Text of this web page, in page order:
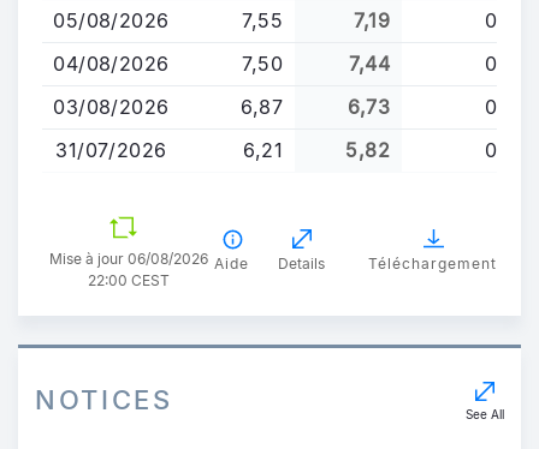
principal
05/08/2026
7,55 7,19
0
04/08/2026
7,50 7,44
0
03/08/2026
6,87 6,73
0
31/07/2026
6,21 5,82 0
Mise à jour 06/08/2026
22:00 CEST
Aide Details Téléchargement
NOTICES See All